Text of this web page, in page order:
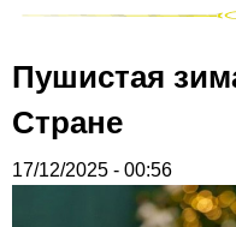
Пушистая
Стране
17/12/2025 - 00:56